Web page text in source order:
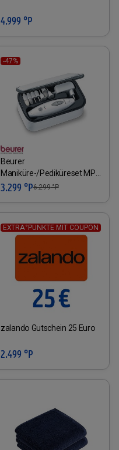
4.999 °P
-47%
Beurer
Maniküre-/Pediküreset MP
41
3.299 °P6.299°P
EXTRA°PUNKTE MIT COUPON
zalando Gutschein 25 Euro
2.499 °P